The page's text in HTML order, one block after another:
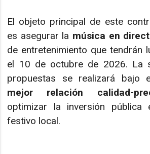
El objeto principal de este
es asegurar la música en
de entretenimiento que tendrán
el 10 de octubre de 2026. La
propuestas se realizará bajo
mejor relación calidad-
optimizar la inversión pública
festivo local.